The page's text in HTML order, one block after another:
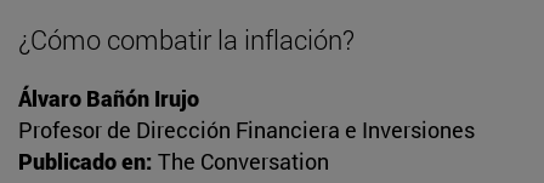
¿Cómo combatir la inflación?
Álvaro Bañón Irujo
Profesor de Dirección Financiera e Inversiones
Publicado en: The Conversation